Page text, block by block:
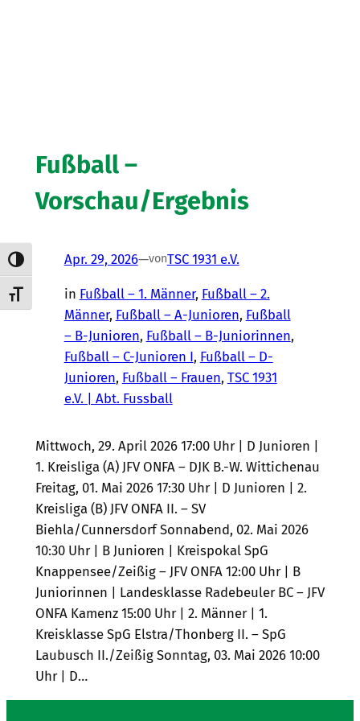
Umschalten auf hohe Kontraste
Schrift vergrößern
Fußball –
Vorschau/Ergebnis
Apr. 29, 2026—vonTSC 1931 e.V.
in Fußball – 1. Männer, Fußball – 2.
Männer, Fußball – A-Junioren, Fußball
– B-Junioren, Fußball – B-Juniorinnen ,
Fußball – C-Junioren I, Fußball – D-
Junioren, Fußball – Frauen, TSC 1931
e.V. | Abt. Fussball
Mittwoch, 29. April 2026 17:00 Uhr | D Junioren |
1. Kreisliga (A) JFV ONFA – DJK B.-W. Wittichenau
Freitag, 01. Mai 2026 17:30 Uhr | D Junioren | 2.
Kreisliga (B) JFV ONFA II. – SV
Biehla/Cunnersdorf Sonnabend, 02. Mai 2026
10:30 Uhr | B Junioren | Kreispokal SpG
Knappensee/Zeißig – JFV ONFA 12:00 Uhr | B
Juniorinnen | Landesklasse Radebeuler BC – JFV
ONFA Kamenz 15:00 Uhr | 2. Männer | 1.
Kreisklasse SpG Elstra/Thonberg II. – SpG
Laubusch II./Zeißig Sonntag, 03. Mai 2026 10:00
Uhr | D…